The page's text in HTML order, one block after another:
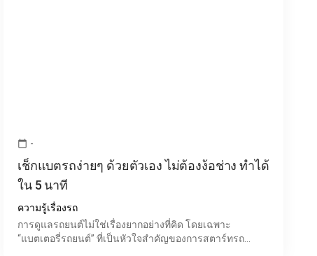
calendar_today -
เช็กแบตรถง่ายๆ ด้วยตัวเอง ไม่ต้องง้อช่าง ทำได้
ใน 5 นาที
ความรู้เรื่องรถ
การดูแลรถยนต์ไม่ใช่เรื่องยากอย่างที่คิด โดยเฉพาะ
“แบตเตอรี่รถยนต์” ที่เป็นหัวใจสำคัญของการสตาร์ทรถ